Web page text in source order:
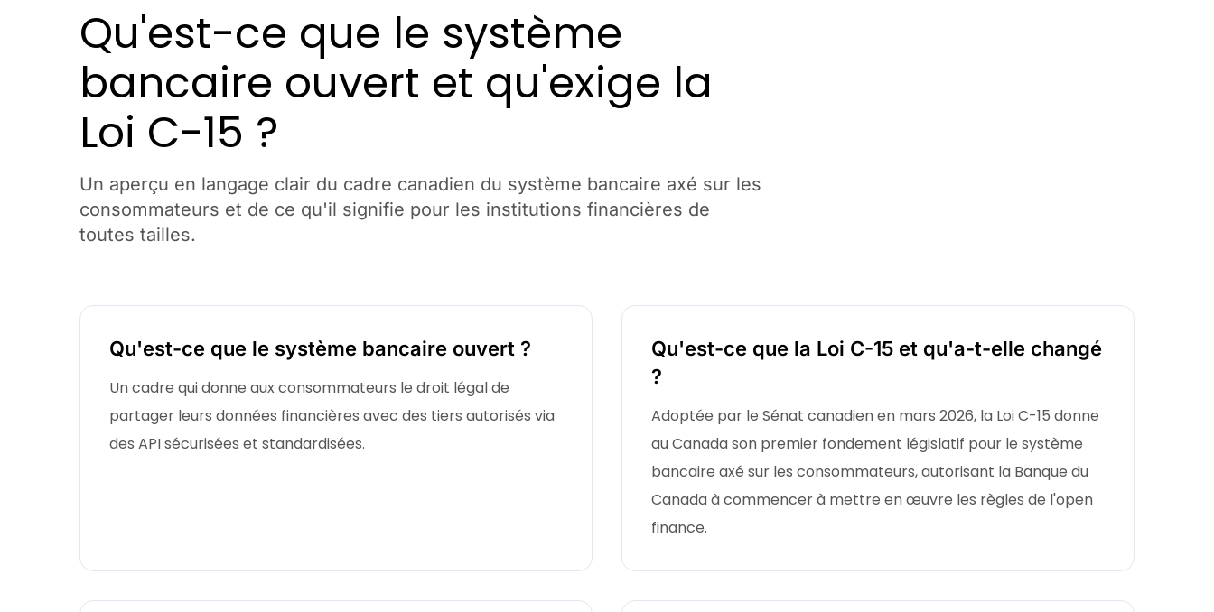
Qu'est-ce que le système
bancaire ouvert et qu'exige la
Loi C-15 ?
Un aperçu en langage clair du cadre canadien du système bancaire axé sur les
consommateurs et de ce qu'il signifie pour les institutions financières de
toutes tailles.
Qu'est-ce que le système bancaire ouvert ?
Un cadre qui donne aux consommateurs le droit légal de
partager leurs données financières avec des tiers autorisés via
des API sécurisées et standardisées.
Qu'est-ce que la Loi C-15 et qu'a-t-elle changé
?
Adoptée par le Sénat canadien en mars 2026, la Loi C-15 donne
au Canada son premier fondement législatif pour le système
bancaire axé sur les consommateurs, autorisant la Banque du
Canada à commencer à mettre en œuvre les règles de l'open
finance.